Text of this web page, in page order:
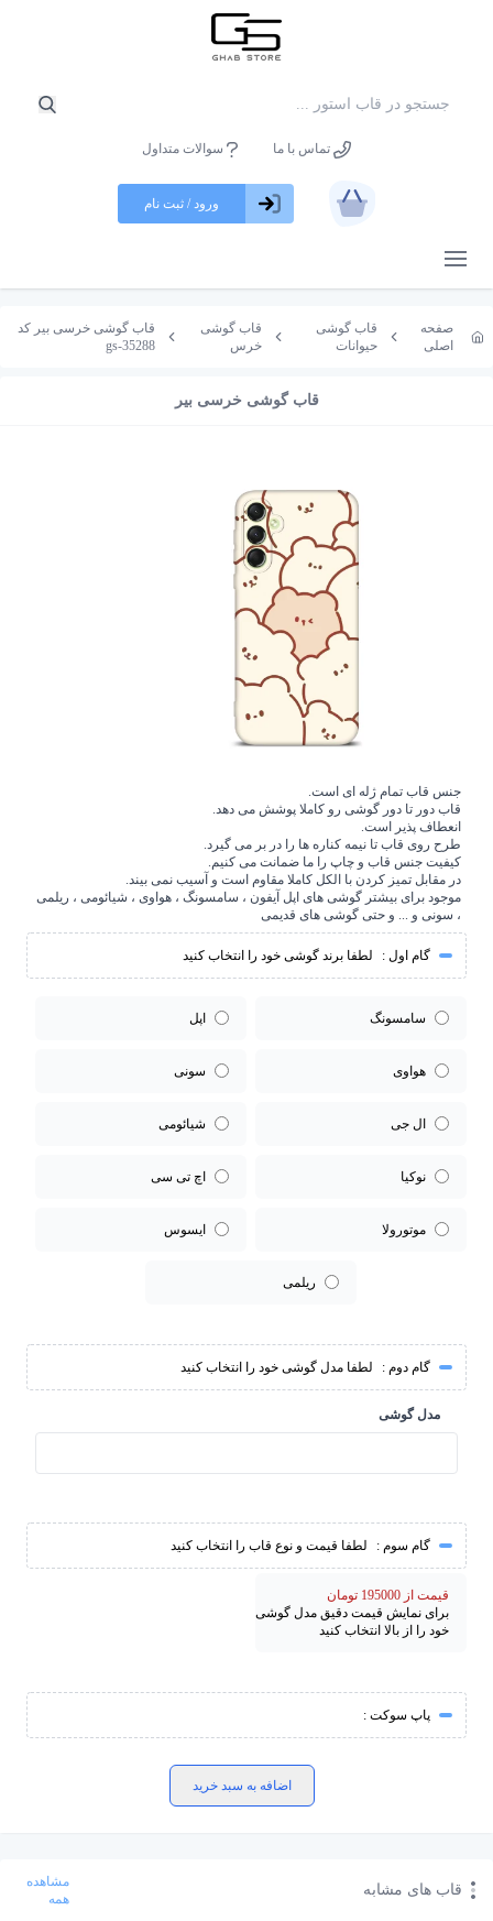
تماس با ما سوالات متداول
باز کردن منو
ورود / ثبت نام
صفحه
اصلی
قاب گوشی
حیوانات
قاب گوشی
خرس
قاب گوشی خرسی بیر کد
gs-35288
قاب گوشی خرسی بیر
جنس قاب تمام ژله ای است.
قاب دور تا دور گوشی رو کاملا پوشش می دهد.
انعطاف پذیر است.
طرح روی قاب تا نیمه کناره ها را در بر می گیرد.
کیفیت جنس قاب و چاپ را ما ضمانت می کنیم.
در مقابل تمیز کردن با الکل کاملا مقاوم است و آسیب نمی بیند.
موجود برای بیشتر گوشی های اپل آیفون ، سامسونگ ، هواوی ، شیائومی ، ریلمی
، سونی و ... و حتی گوشی های قدیمی
گام اول : لطفا برند گوشی خود را انتخاب کنید
سامسونگ اپل
هواوی سونی
ال جی شیائومی
نوکیا اچ تی سی
موتورولا ایسوس
ریلمی
گام دوم : لطفا مدل گوشی خود را انتخاب کنید
مدل گوشی
گام سوم : لطفا قیمت و نوع قاب را انتخاب کنید
قیمت از 195000 تومان
برای نمایش قیمت دقیق مدل گوشی
خود را از بالا انتخاب کنید
پاپ سوکت :
اضافه به سبد خرید
قاب های مشابه
مشاهده
همه